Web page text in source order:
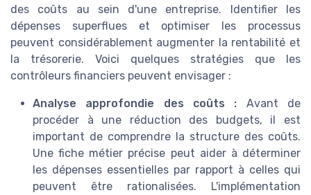
des coûts au sein d'une entreprise. Identifier les
dépenses superflues et optimiser les processus
peuvent considérablement augmenter la rentabilité et
la trésorerie. Voici quelques stratégies que les
contrôleurs financiers peuvent envisager :
Analyse approfondie des coûts : Avant de
procéder à une réduction des budgets, il est
important de comprendre la structure des coûts.
Une fiche métier précise peut aider à déterminer
les dépenses essentielles par rapport à celles qui
peuvent être rationalisées. L'implémentation